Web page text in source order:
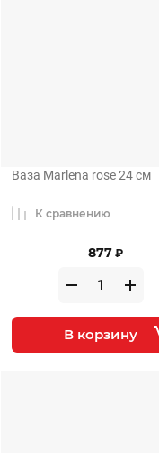
Ваза Marlena rose 24 см
877 ₽
К сравнению
В корзину